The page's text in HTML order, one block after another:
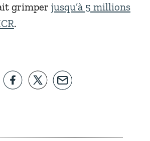
grimper jusqu’à 5 millions
.